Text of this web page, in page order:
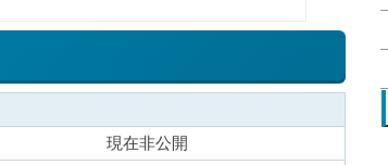
現在非公開